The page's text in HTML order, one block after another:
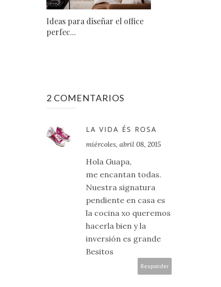
Ideas para diseñar el office
perfec...
2 COMENTARIOS
LA VIDA ÉS ROSA
miércoles, abril 08, 2015
Hola Guapa,
me encantan todas.
Nuestra signatura
pendiente en casa es
la cocina xo queremos
hacerla bien y la
inversión es grande
Besitos
Responder